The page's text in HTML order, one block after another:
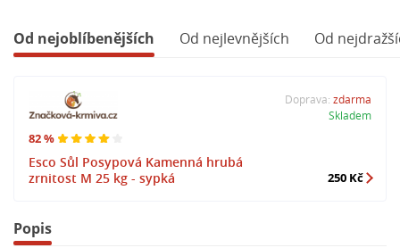
Od nejoblíbenějších Od nejlevnějších Od
82 %
Esco Sůl Posypová Kamenná hrubá
zrnitost M 25 kg - sypká
Doprava: zdarma
Skladem
250 Kč
Popis